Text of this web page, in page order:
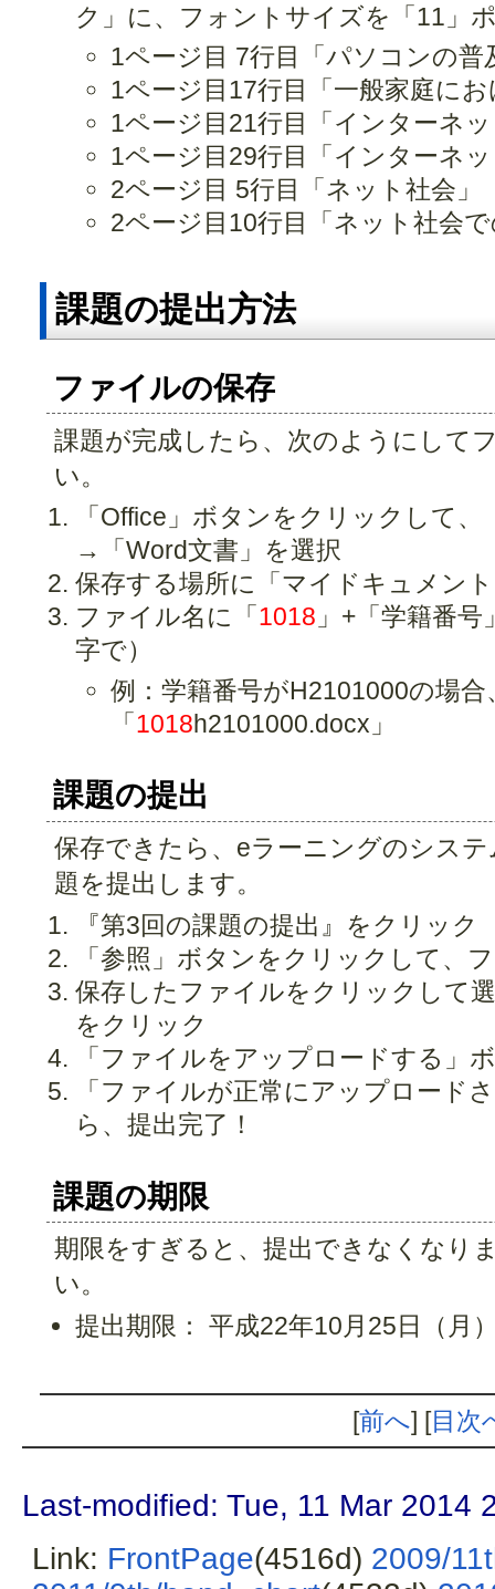
ク」に、フォントサイズを「11」
1ページ目 7行目「パソコンの普
1ページ目17行目「一般家庭に
1ページ目21行目「インターネ
1ページ目29行目「インターネ
2ページ目 5行目「ネット社会」
2ページ目10行目「ネット社会
課題の提出方法
ファイルの保存
課題が完成したら、次のようにして
い。
「Office」ボタンをクリックして
→「Word文書」を選択
保存する場所に「マイドキュメン
ファイル名に「 1018 」+「学籍番
字で）
例：学籍番号がH2101000の場
「1018h2101000.docx」
課題の提出
保存できたら、eラーニングのシス
題を提出します。
『第3回の課題の提出』をクリック
「参照」ボタンをクリックして、
保存したファイルをクリックして
をクリック
「ファイルをアップロードする」
「ファイルが正常にアップロード
ら、提出完了！
課題の期限
期限をすぎると、提出できなくなり
い。
提出期限： 平成22年10月25日（月
[前へ] [目次
Last-modified: Tue, 11 Mar 2014
Link: FrontPage(4516d) 2009/